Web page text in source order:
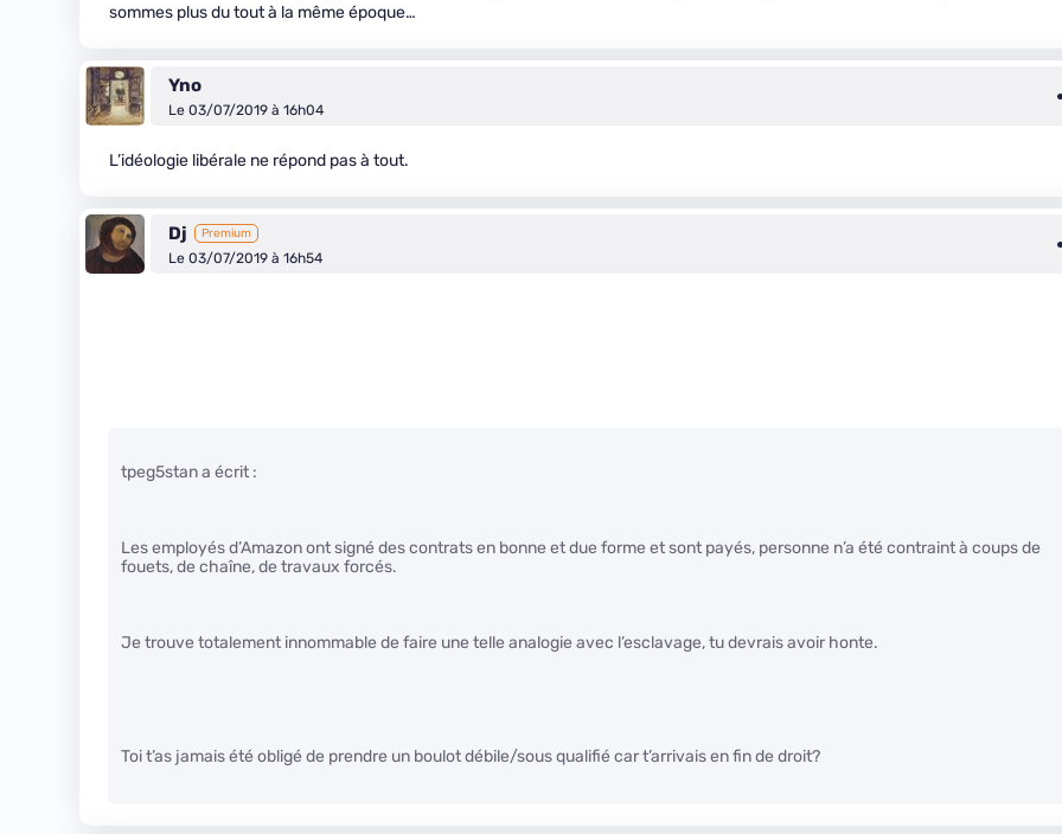
sommes plus du tout à la même époque…
Yno
Le 03/07/2019 à 16h04
L’idéologie libérale ne répond pas à tout.
Dj Premium
Le 03/07/2019 à 16h54
tpeg5stan a écrit :
Les employés d’Amazon ont signé des contrats en bonne et due forme et sont payés, personne n’a été contraint à coups de
fouets, de chaîne, de travaux forcés.
Je trouve totalement innommable de faire une telle analogie avec l’esclavage, tu devrais avoir honte.
Toi t’as jamais été obligé de prendre un boulot débile/sous qualifié car t’arrivais en fin de droit?